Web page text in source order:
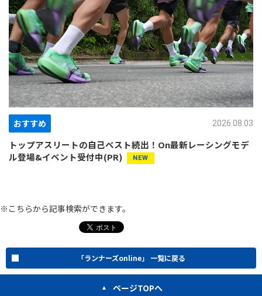
トップアスリートの自己ベスト続出！On最新レーシングモデ
ル登場&イベント受付中(PR)
おすすめ 2026.08.03
※こちらから記事検索ができます。
「ランナーズonline」 一覧に戻る
ページTOPへ